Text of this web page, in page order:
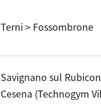
Terni > Fossombrone
Savignano sul
Cesena (Technogym